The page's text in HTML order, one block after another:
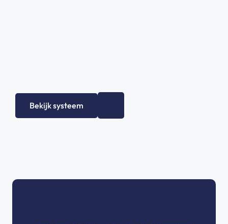
Bekijk systeem